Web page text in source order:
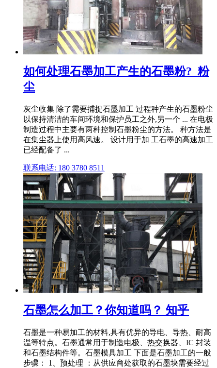
如何处理石墨加工产生的石墨粉?_粉
尘
灰尘收集 除了需要捕捉石墨加工 过程种产生的石墨粉尘
以保持清洁的车间环境和保护员工之外,另一个 ... 在电极
制造过程中主要有两种控制石墨粉尘的方法。 种方法是
在集尘器上使用高风速。 设计用于加 工石墨的高速加工
已经配备了 ...
联系电话: 180 3780 8511
石墨怎么加工？你知道吗？ 知乎
石墨是一种易加工的材料,具有优异的导电、导热、耐高
温等特点。石墨通常用于制造电极、热交换器、IC 封装
和石墨结构件等。石墨模具加工 下面是石墨加工的一般
步骤： 1、预处理 ：从供应商处获取的石墨块需要经过